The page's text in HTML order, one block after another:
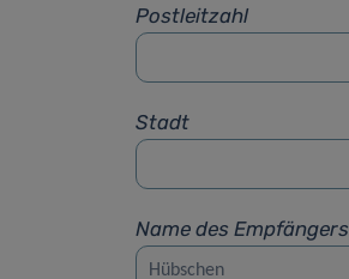
Postleitzahl
Stadt
Name des Empfängers